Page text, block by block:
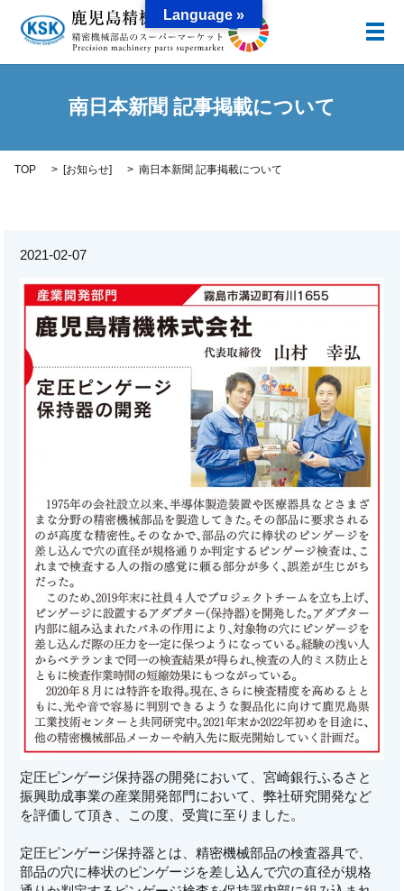
メ
南日本新聞 記事掲載について
TOP [お知らせ] 南日本新聞 記事掲載について
2021-02-07
定圧ピンゲージ保持器の開発において、宮崎銀行ふるさと
振興助成事業の産業開発部門において、弊社研究開発など
を評価して頂き、この度、受賞に至りました。
定圧ピンゲージ保持器とは、精密機械部品の検査器具で、
部品の穴に棒状のピンゲージを差し込んで穴の直径が規格
Language »